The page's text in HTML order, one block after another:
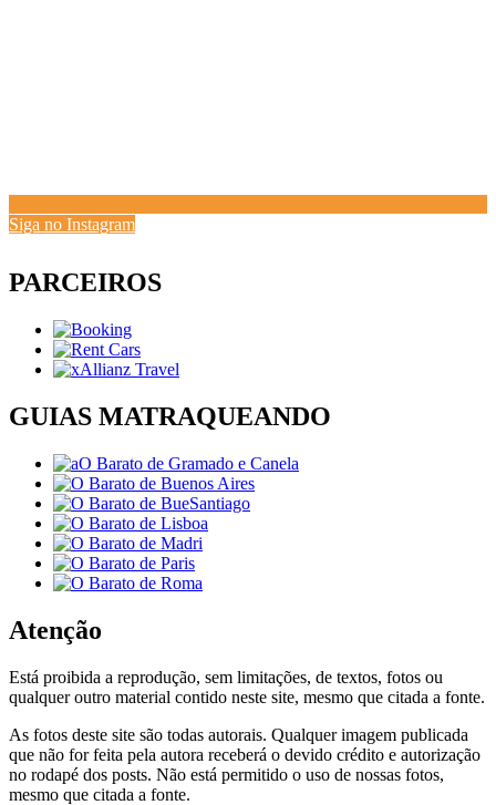
Siga no Instagram
PARCEIROS
GUIAS MATRAQUEANDO
Atenção
Está proibida a reprodução, sem limitações, de textos, fotos ou
qualquer outro material contido neste site, mesmo que citada a fonte.
As fotos deste site são todas autorais. Qualquer imagem publicada
que não for feita pela autora receberá o devido crédito e autorização
no rodapé dos posts. Não está permitido o uso de nossas fotos,
mesmo que citada a fonte.